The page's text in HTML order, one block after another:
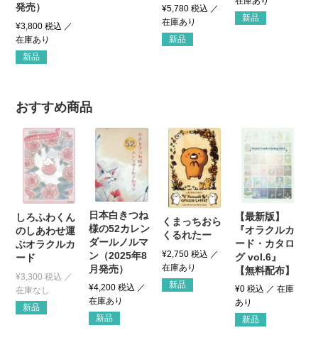
発売）
¥3,800 税込
新品
¥5,780 税込
新品
新品
おすすめ商品
しろふわくん
のしあわせ運
ぶオラクルカ
ード
¥3,300 税込
新品
日本白きつね
様の52カレン
ダールノルマ
ン（2025年8
月発売）
¥4,200 税込
新品
くまっちおら
くるれたー
¥2,750 税込
新品
【最新版】
『オラクルカ
ード・カタロ
グ vol.6』
【無料配布】
¥0税込
新品